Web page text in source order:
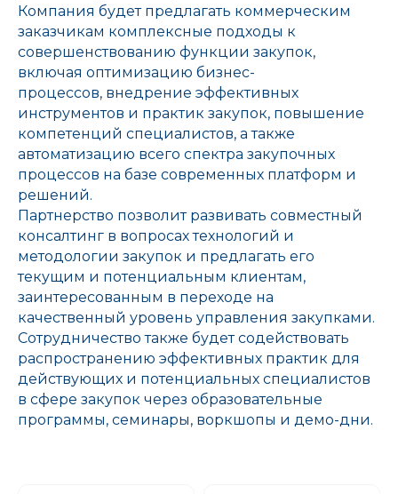
план мероприятий об ассоциации
конференция 2021
Компания будет предлагать коммерческим
заказчикам комплексные подходы к
совершенствованию функции закупок,
включая оптимизацию бизнес-
процессов, внедрение эффективных
инструментов и практик закупок, повышение
компетенций специалистов, а также
автоматизацию всего спектра закупочных
процессов на базе современных платформ и
решений.
Партнерство позволит развивать совместный
консалтинг в вопросах технологий и
методологии закупок и предлагать его
текущим и потенциальным клиентам,
заинтересованным в переходе на
качественный уровень управления закупками.
Сотрудничество также будет содействовать
распространению эффективных практик для
действующих и потенциальных специалистов
в сфере закупок через образовательные
программы, семинары, воркшопы и демо-дни.